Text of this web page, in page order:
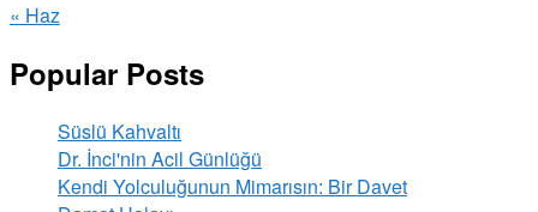
« Haz
Popular Posts
Süslü Kahvaltı
Dr. İnci'nin Acil Günlüğü
Kendi Yolculuğunun Mimarısın: Bir Davet